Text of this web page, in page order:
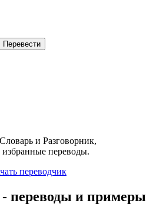
и Разговорник,
избранные переводы.
переводы и примеры